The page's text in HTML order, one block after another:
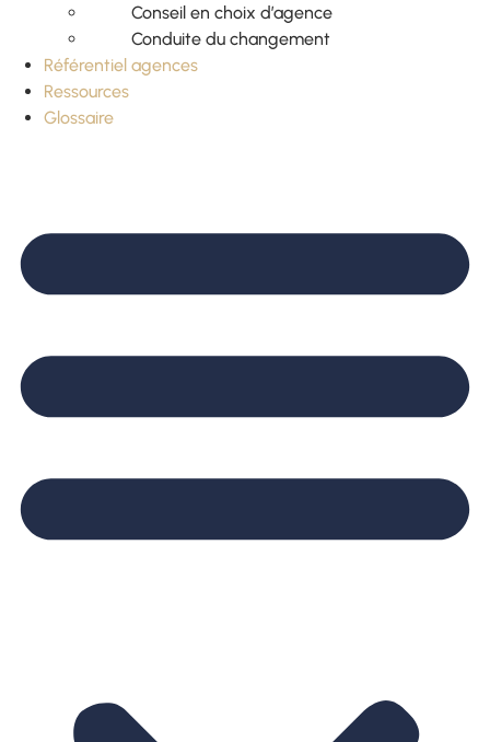
Conseil en choix d’agence
Conduite du changement
Référentiel agences
Ressources
Glossaire